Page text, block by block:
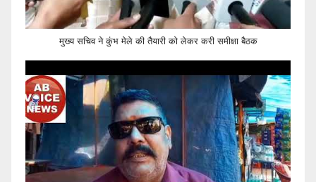
मुख्य सचिव ने कुंभ मेले की तैयारी को लेकर करी समीक्षा बैठक